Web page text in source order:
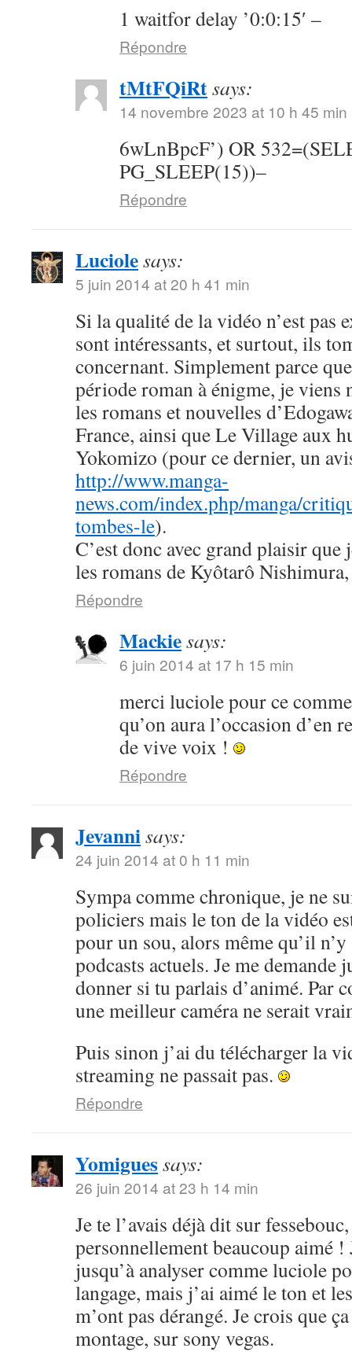
1 waitfor delay ’0:0:15′ –
Répondre
tMtFQiRtsays:
14 novembre 2023 at 10 h 45 min
6wLnBpcF’) OR
PG_SLEEP(15))–
Répondre
Luciolesays:
5 juin 2014 at 20 h 41 min
Si la qualité de la vidéo n’est pas
sont intéressants, et surtout, ils
concernant. Simplement parce
période roman à énigme, je viens
les romans et nouvelles
France, ainsi que Le Village aux
Yokomizo (pour ce dernier, un
http://www.manga-
news.com/index.php/manga/
tombes-le).
C’est donc avec grand plaisir que
les romans de Kyôtarô
Répondre
Mackiesays:
6 juin 2014 at 17 h 15 min
merci luciole pour ce
qu’on aura l’occasion d’en
de vive voix !
Répondre
Jevannisays:
24 juin 2014 at 0 h 11 min
Sympa comme chronique, je ne
policiers mais le ton de la vidéo
pour un sou, alors même qu’il
podcasts actuels. Je me demande
donner si tu parlais d’animé. Par
une meilleur caméra ne serait
Puis sinon j’ai du télécharger la
streaming ne passait pas.
Répondre
Yomiguessays:
26 juin 2014 at 23 h 14 min
Je te l’avais déjà dit sur
personnellement beaucoup aimé !
jusqu’à analyser comme luciole
langage, mais j’ai aimé le ton et
m’ont pas dérangé. Je crois que
montage, sur sony vegas.